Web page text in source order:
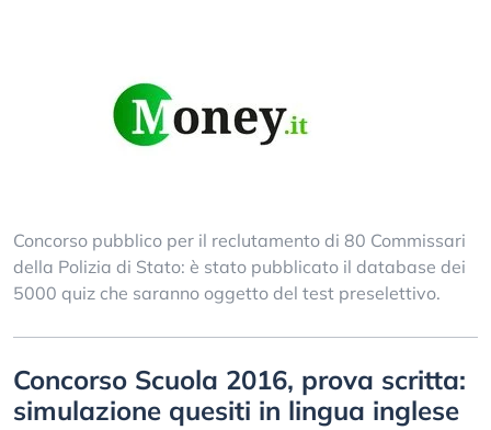
Concorso pubblico per il reclutamento di 80 Commissari
della Polizia di Stato: è stato pubblicato il database dei
5000 quiz che saranno oggetto del test preselettivo.
Concorso Scuola 2016, prova scritta:
simulazione quesiti in lingua inglese